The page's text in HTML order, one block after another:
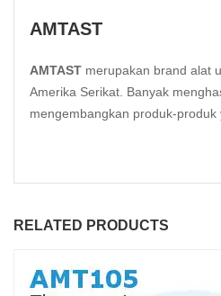
AMTAST
AMTAST merupakan brand alat
Amerika Serikat. Banyak
mengembangkan produk-produk
RELATED PRODUCTS